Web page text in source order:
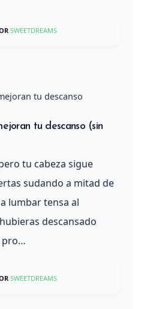
SWEETDREAMS
tu descanso (sin
tu cabeza sigue
sudando a mitad de
lumbar tensa al
descansado
pro…
SWEETDREAMS